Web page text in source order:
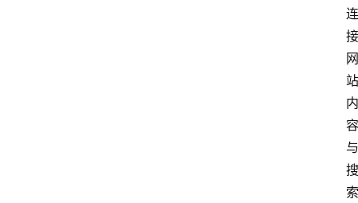
连
接
网
站
内
容
与
搜
索